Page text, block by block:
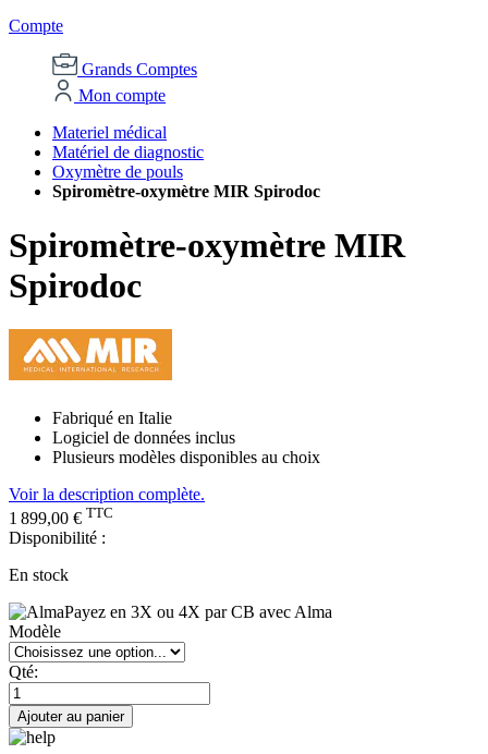
Compte
Grands Comptes
Mon compte
Materiel médical
Matériel de diagnostic
Oxymètre de pouls
Spiromètre-oxymètre MIR Spirodoc
Spiromètre-oxymètre MIR
Spirodoc
Fabriqué en Italie
Logiciel de données inclus
Plusieurs modèles disponibles au choix
Voir la description complète.
1 899,00 € TTC
Disponibilité :
En stock
Payez en 3X ou 4X par CB avec Alma
Modèle
Qté:
Ajouter au panier